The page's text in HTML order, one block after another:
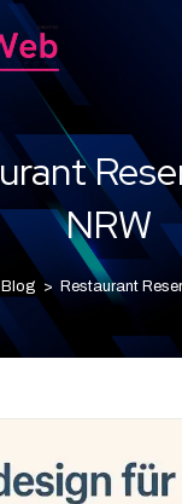
NRW
Blog > Restaurant